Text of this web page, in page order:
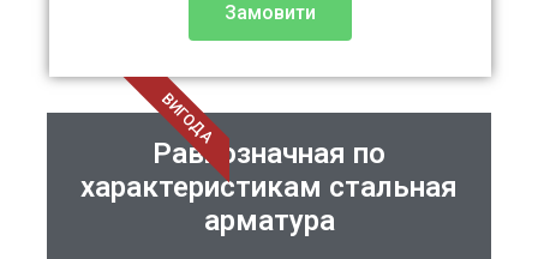
Замовити
ВИГОДА
Равнозначная по
характеристикам стальная
арматура